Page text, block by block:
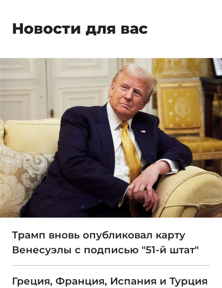
Новости для вас
Трамп вновь опубликовал карту
Венесуэлы с подписью "51-й штат"
Греция, Франция, Испания и Турция